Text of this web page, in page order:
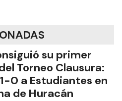
su primer
Torneo Clausura:
0 a Estudiantes en
de Huracán